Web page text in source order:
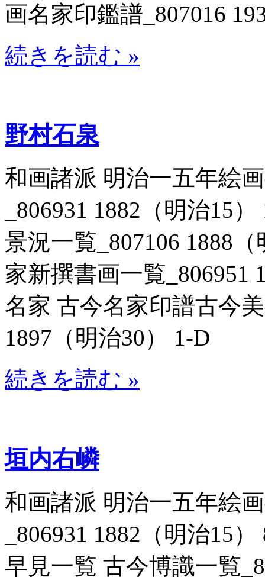
画名家印鑑譜_807016
続きを読む »
野村石泉
和画諸派 明治一五年絵
_806931 1882（明治15
景況一覧_807106 1888
家新撰書画一覧_806951
名家 古今名家印譜古今
1897（明治30） 1-D
続きを読む »
垣内右嶙
和画諸派 明治一五年絵
_806931 1882（明治15
早見一覧 古今博識一覧